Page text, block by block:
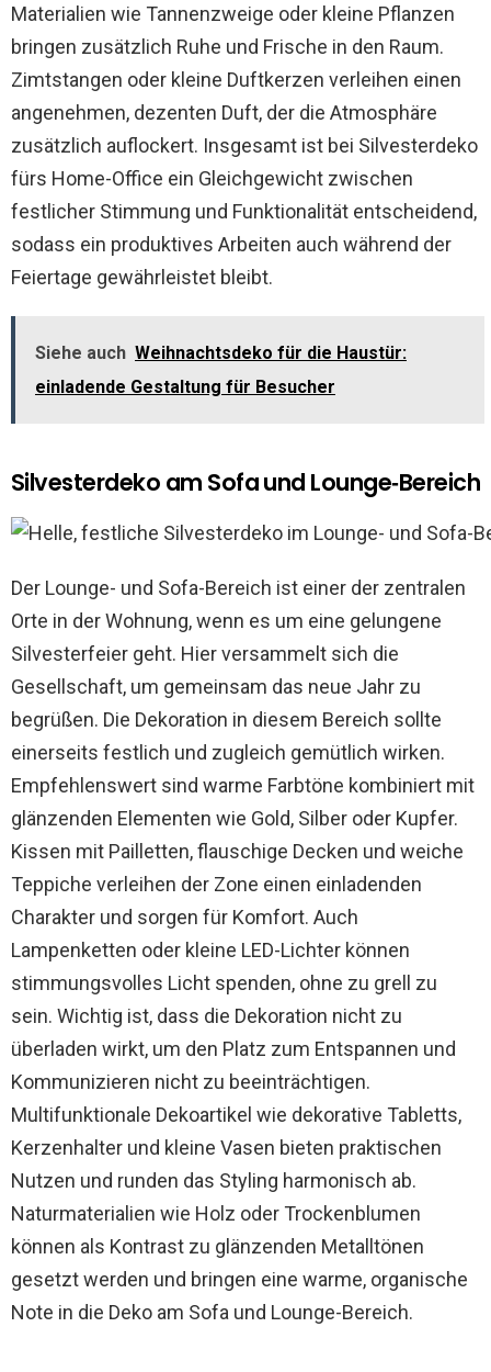
Materialien wie Tannenzweige oder kleine Pflanzen
bringen zusätzlich Ruhe und Frische in den Raum.
Zimtstangen oder kleine Duftkerzen verleihen einen
angenehmen, dezenten Duft, der die Atmosphäre
zusätzlich auflockert. Insgesamt ist bei Silvesterdeko
fürs Home-Office ein Gleichgewicht zwischen
festlicher Stimmung und Funktionalität entscheidend,
sodass ein produktives Arbeiten auch während der
Feiertage gewährleistet bleibt.
Siehe auch Weihnachtsdeko für die Haustür:
einladende Gestaltung für Besucher
Silvesterdeko am Sofa und Lounge‑Bereich
Der Lounge- und Sofa-Bereich ist einer der zentralen
Orte in der Wohnung, wenn es um eine gelungene
Silvesterfeier geht. Hier versammelt sich die
Gesellschaft, um gemeinsam das neue Jahr zu
begrüßen. Die Dekoration in diesem Bereich sollte
einerseits festlich und zugleich gemütlich wirken.
Empfehlenswert sind warme Farbtöne kombiniert mit
glänzenden Elementen wie Gold, Silber oder Kupfer.
Kissen mit Pailletten, flauschige Decken und weiche
Teppiche verleihen der Zone einen einladenden
Charakter und sorgen für Komfort. Auch
Lampenketten oder kleine LED-Lichter können
stimmungsvolles Licht spenden, ohne zu grell zu
sein. Wichtig ist, dass die Dekoration nicht zu
überladen wirkt, um den Platz zum Entspannen und
Kommunizieren nicht zu beeinträchtigen.
Multifunktionale Dekoartikel wie dekorative Tabletts,
Kerzenhalter und kleine Vasen bieten praktischen
Nutzen und runden das Styling harmonisch ab.
Naturmaterialien wie Holz oder Trockenblumen
können als Kontrast zu glänzenden Metalltönen
gesetzt werden und bringen eine warme, organische
Note in die Deko am Sofa und Lounge-Bereich.